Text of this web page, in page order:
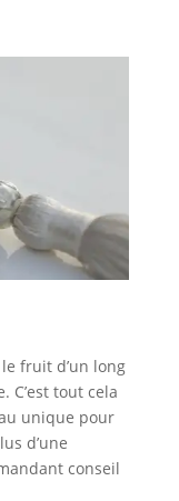
fruit d’un long
C’est tout cela
unique pour
d’une
conseil